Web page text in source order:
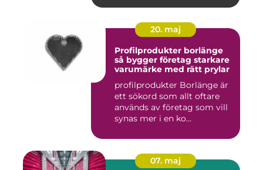
20. maj
Profilprodukter borlänge
så bygger företag starkare
varumärke med rätt prylar
profilprodukter Borlänge är
ett sökord som allt oftare
används av företag som vill
synas mer i en ko...
07. maj